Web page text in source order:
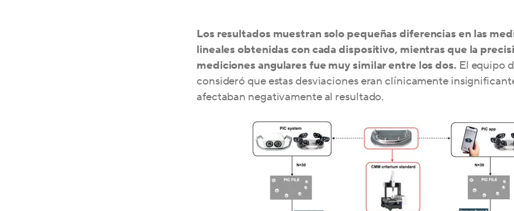
Los resultados muestran solo pequeñas diferencias en las
lineales obtenidas con cada dispositivo, mientras que la
mediciones angulares fue muy similar entre los dos. El equipo
consideró que estas desviaciones eran clínicamente
afectaban negativamente al resultado.